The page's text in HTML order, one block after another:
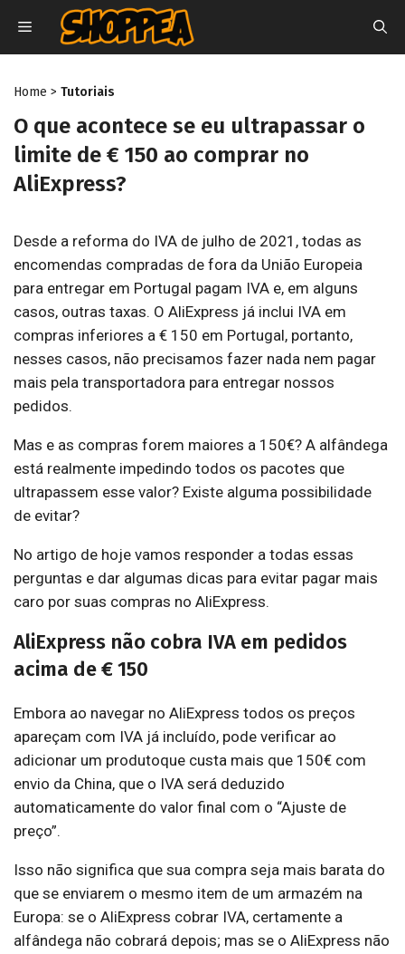
para
o
MENU
Home > Tutoriais
O que acontece se eu ultrapassar o
limite de € 150 ao comprar no
AliExpress?
Desde a reforma do IVA de julho de 2021, todas as
encomendas compradas de fora da União Europeia
para entregar em Portugal pagam IVA e, em alguns
casos, outras taxas. O AliExpress já inclui IVA em
compras inferiores a € 150 em Portugal, portanto,
nesses casos, não precisamos fazer nada nem pagar
mais pela transportadora para entregar nossos
pedidos.
Mas e as compras forem maiores a 150€? A alfândega
está realmente impedindo todos os pacotes que
ultrapassem esse valor? Existe alguma possibilidade
de evitar?
No artigo de hoje vamos responder a todas essas
perguntas e dar algumas dicas para evitar pagar mais
caro por suas compras no AliExpress.
AliExpress não cobra IVA em pedidos
acima de € 150
Embora ao navegar no AliExpress todos os preços
apareçam com IVA já incluído, pode verificar ao
adicionar um produtoque custa mais que 150€ com
envio da China, que o IVA será deduzido
automaticamente do valor final com o “Ajuste de
preço”.
Isso não significa que sua compra seja mais barata do
que se enviarem o mesmo item de um armazém na
Europa: se o AliExpress cobrar IVA, certamente a
alfândega não cobrará depois; mas se o AliExpress não